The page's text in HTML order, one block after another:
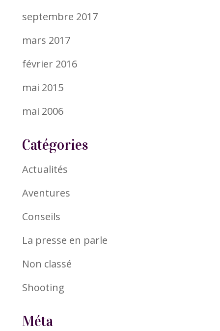
septembre 2017
mars 2017
février 2016
mai 2015
mai 2006
Catégories
Actualités
Aventures
Conseils
La presse en parle
Non classé
Shooting
Méta